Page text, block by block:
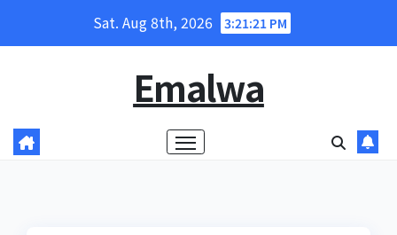
Sat. Aug 8th, 2026 3:21:22 PM
Emalwa